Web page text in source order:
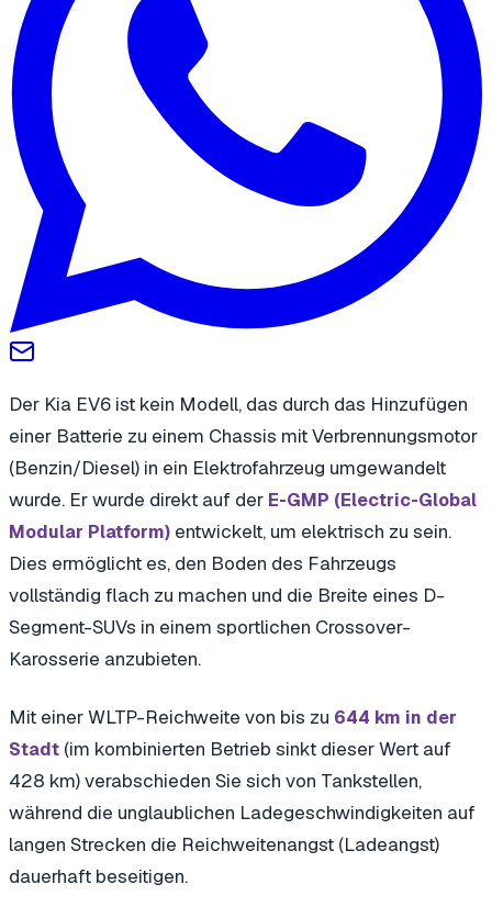
Der Kia EV6 ist kein Modell, das durch das Hinzufügen
einer Batterie zu einem Chassis mit Verbrennungsmotor
(Benzin/Diesel) in ein Elektrofahrzeug umgewandelt
wurde. Er wurde direkt auf der E-GMP (Electric-Global
Modular Platform) entwickelt, um elektrisch zu sein.
Dies ermöglicht es, den Boden des Fahrzeugs
vollständig flach zu machen und die Breite eines D-
Segment-SUVs in einem sportlichen Crossover-
Karosserie anzubieten.
Mit einer WLTP-Reichweite von bis zu 644 km in der
Stadt (im kombinierten Betrieb sinkt dieser Wert auf
428 km) verabschieden Sie sich von Tankstellen,
während die unglaublichen Ladegeschwindigkeiten auf
langen Strecken die Reichweitenangst (Ladeangst)
dauerhaft beseitigen.